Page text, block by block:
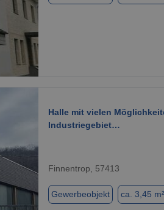
1 / 7
Halle mit vielen
Industriegebiet…
Finnentrop, 57413
Gewerbeobjekt ca. 3,45 m²